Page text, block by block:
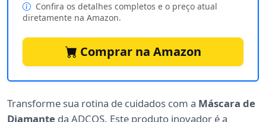
Confira os detalhes completos e o preço atual
diretamente na Amazon.
Comprar na Amazon
Transforme sua rotina de cuidados com a Máscara de
Diamante da ADCOS. Este produto inovador é a